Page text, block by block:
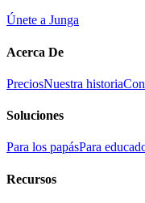
Únete a Junga
Acerca De
PreciosNuestra historia
Soluciones
Para los papásPara
Recursos